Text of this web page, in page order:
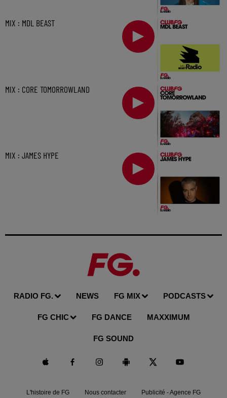
MIX : MDL BEAST
MIX : CORE TOMORROWLAND
MIX : JAMES HYPE
RADIO FG. NEWS FG MIX PODCASTS
FG CHIC FG DANCE MAXXIMUM
FG SOUND
L'histoire de FG Nous contacter Publicité - Agence FG